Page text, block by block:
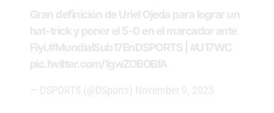
Gran definición de Uriel Ojeda para lograr un
hat-trick y poner el 5-0 en el marcador ante
Fiyi.#MundialSub17EnDSPORTS
#U17WC
pic.twitter.com/1gwZOBOBfA
— DSPORTS (@DSports) November 9, 2025